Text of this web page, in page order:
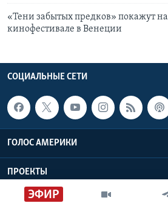
ЭФИР
«Тени забытых предков» покажут
кинофестивале в Венеции
СОЦИАЛЬНЫЕ СЕТИ
ГОЛОС АМЕРИКИ
ПРОЕКТЫ